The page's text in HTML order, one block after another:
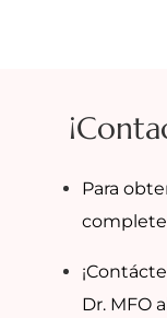
Para
Dr. MFO